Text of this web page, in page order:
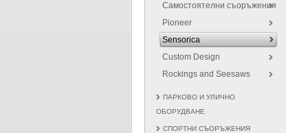
Самостоятелни съоръжения
Pioneer
Sensorica
Custom Design
Rockings and Seesaws
ПАРКОВО И УЛИЧНО
ОБОРУДВАНЕ
СПОРТНИ СЪОРЪЖЕНИЯ